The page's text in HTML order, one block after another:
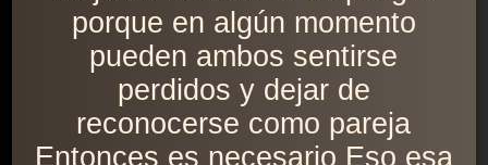
porque en algún momento
pueden ambos sentirse
perdidos y dejar de
reconocerse como pareja
Entonces es necesario Eso esa